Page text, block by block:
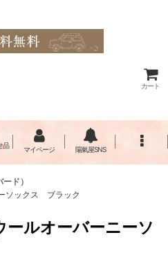
カート
品
マイページ 陽氣屋SNS
ド）
ソックス ブラック
ルオーバーニーソ